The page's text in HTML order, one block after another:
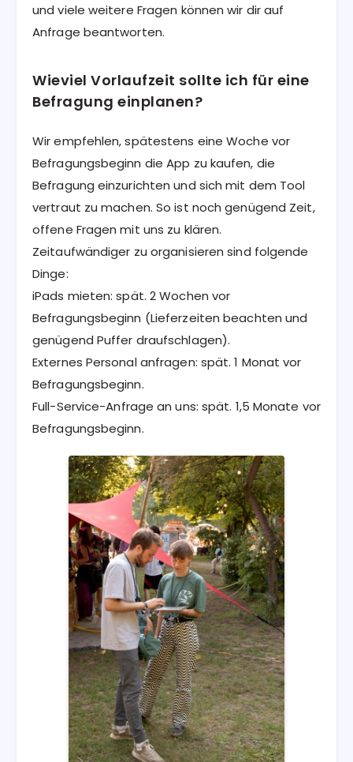
und viele weitere Fragen können wir dir auf
Anfrage beantworten.
Wieviel Vorlaufzeit sollte ich für eine
Befragung einplanen?
Wir empfehlen, spätestens eine Woche vor
Befragungsbeginn die App zu kaufen, die
Befragung einzurichten und sich mit dem Tool
vertraut zu machen. So ist noch genügend Zeit,
offene Fragen mit uns zu klären.
Zeitaufwändiger zu organisieren sind folgende
Dinge:
iPads mieten: spät. 2 Wochen vor
Befragungsbeginn (Lieferzeiten beachten und
genügend Puffer draufschlagen).
Externes Personal anfragen: spät. 1 Monat vor
Befragungsbeginn.
Full-Service-Anfrage an uns: spät. 1,5 Monate vor
Befragungsbeginn.